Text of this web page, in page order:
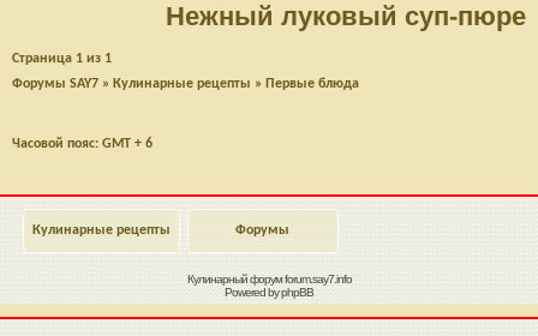
Нежный луковый суп-пюре
Страница 1 из 1
Форумы SAY7 » Кулинарные рецепты » Первые блюда
Часовой пояс: GMT + 6
Кулинарные рецепты Форумы
Кулинарный форумforum.say7.info
Powered byphpBB